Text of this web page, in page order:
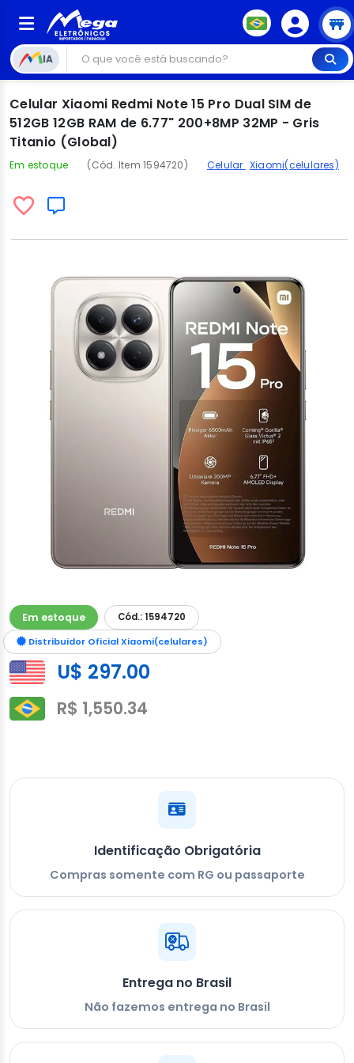
IA
Celular Xiaomi Redmi Note 15 Pro Dual SIM de
512GB 12GB RAM de 6.77" 200+8MP 32MP - Gris
Titanio (Global)
Em estoque (Cód. Item 1594720) Celular Xiaomi(celulares)
Em estoque
Cód.: 1594720
Distribuidor Oficial Xiaomi(celulares)
U$ 297.00
R$ 1,550.34
Identificação Obrigatória
Compras somente com RG ou passaporte
Entrega no Brasil
Não fazemos entrega no Brasil